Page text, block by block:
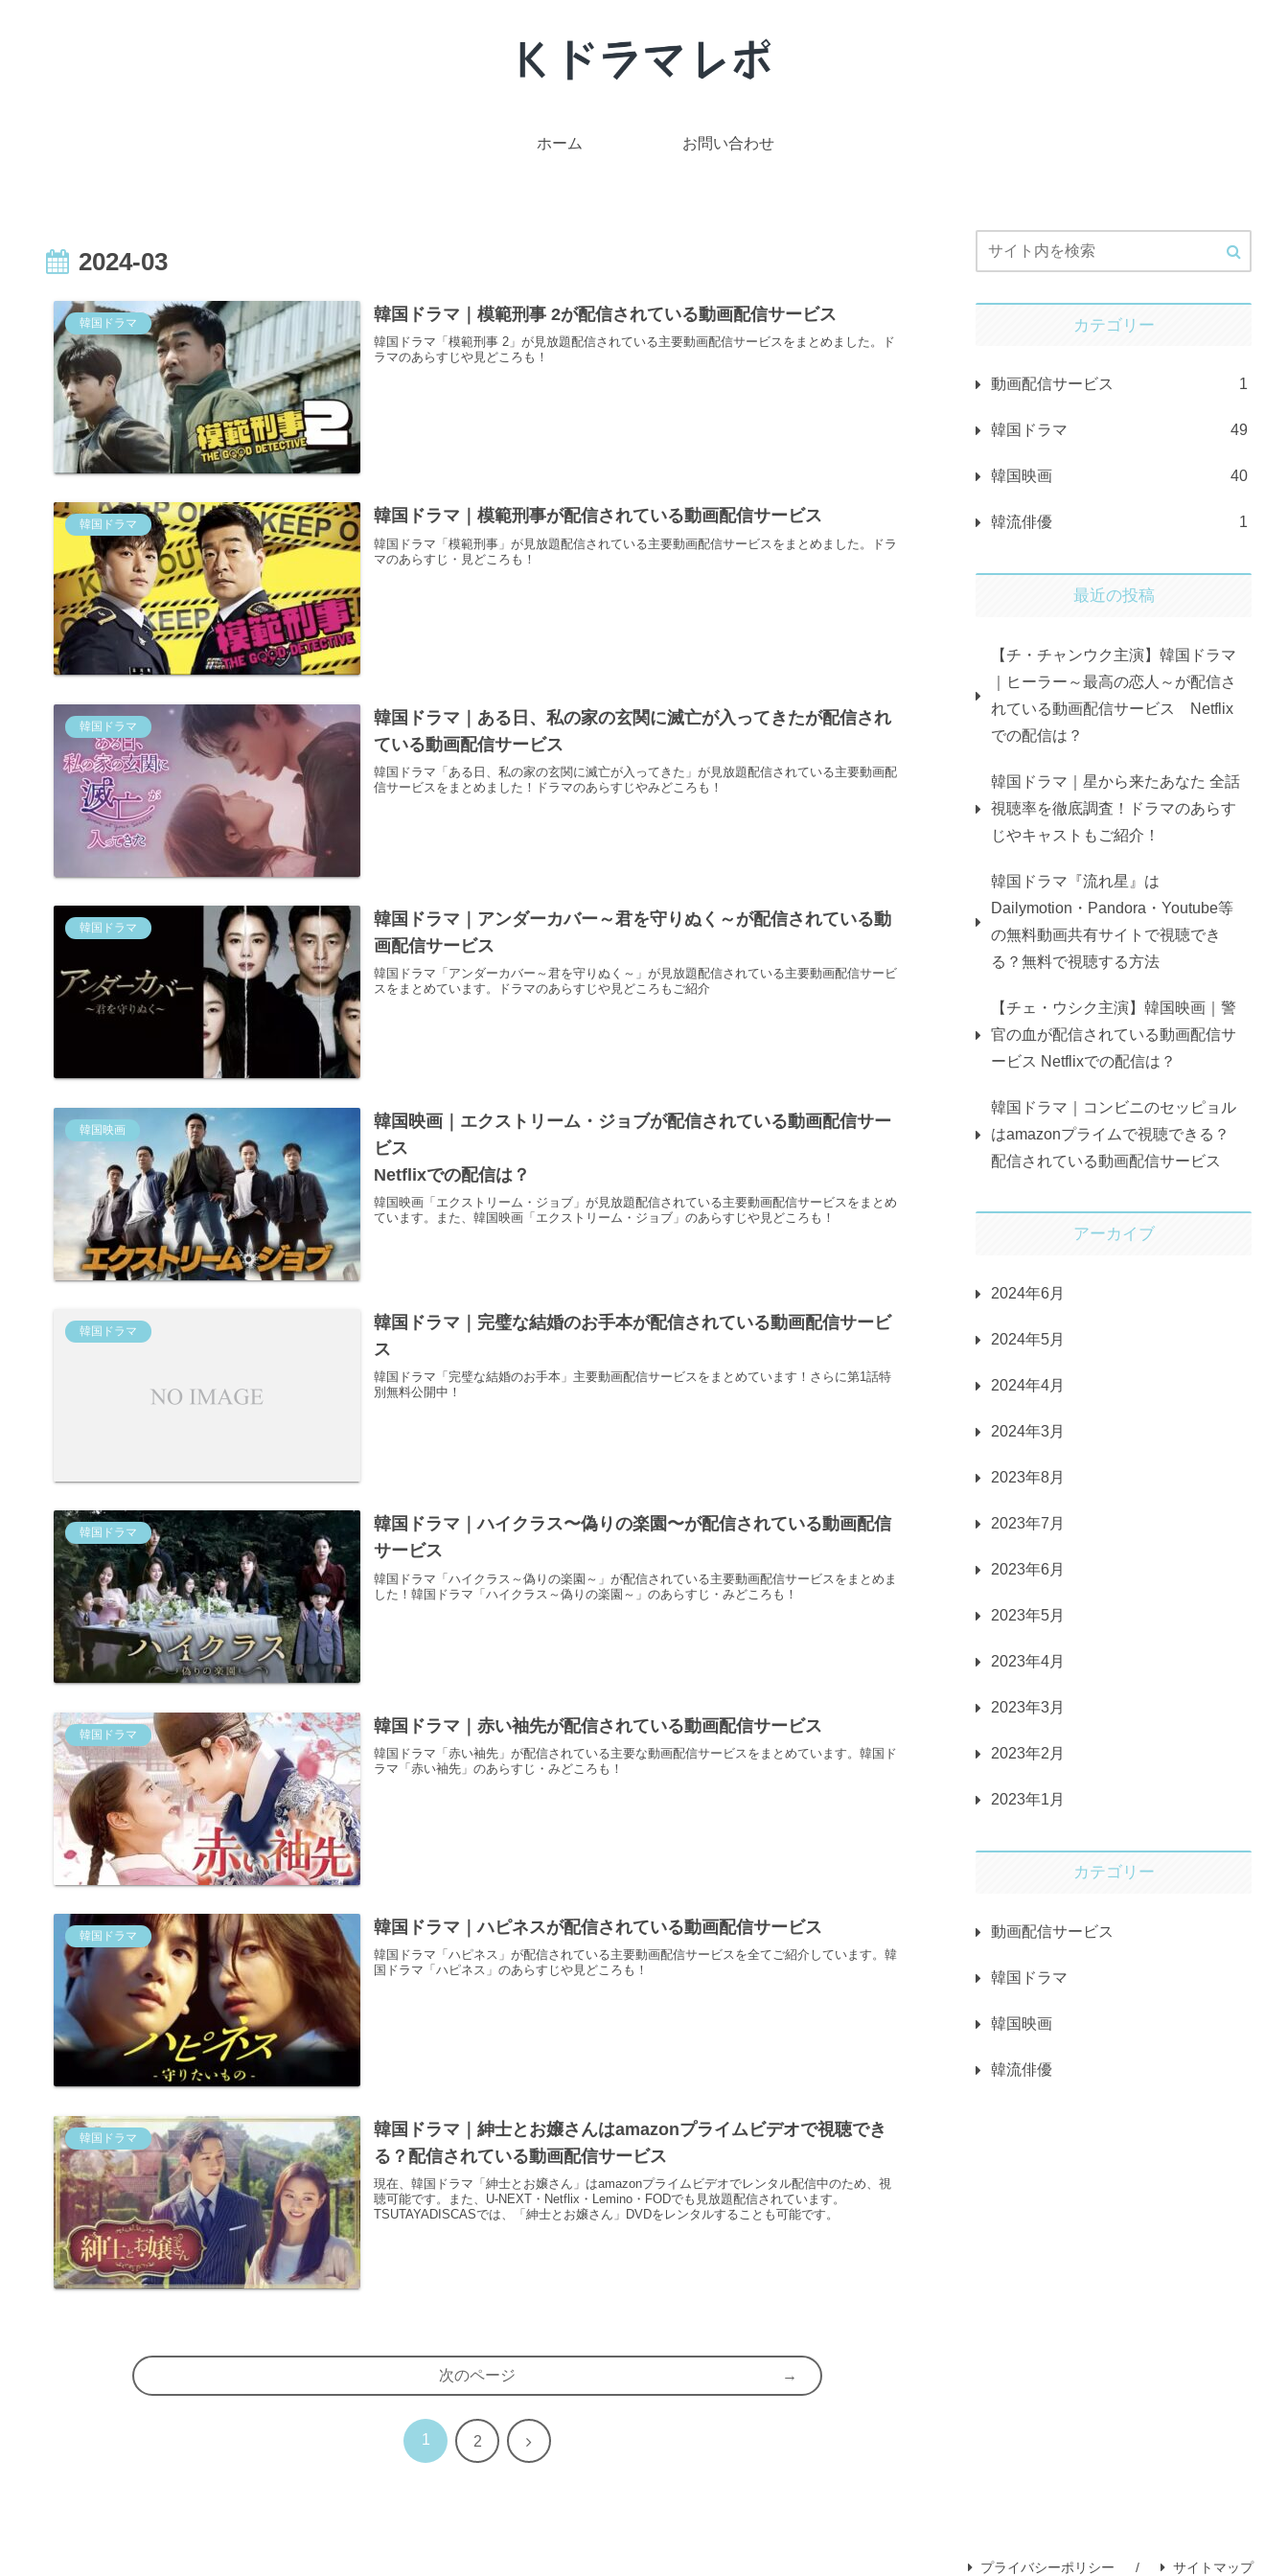
ホーム お問い合わせ
2024-03
韓国ドラマ 韓国ドラマ｜模範刑事 2が配信されている動画配信サービス
韓国ドラマ「模範刑事 2」が見放題配信されている主要動画配信サービスをまとめました。ド
ラマのあらすじや見どころも！
韓国ドラマ 韓国ドラマ｜模範刑事が配信されている動画配信サービス
韓国ドラマ「模範刑事」が見放題配信されている主要動画配信サービスをまとめました。ドラ
マのあらすじ・見どころも！
韓国ドラマ
韓国ドラマ｜ある日、私の家の玄関に滅亡が入ってきたが配信され
ている動画配信サービス
韓国ドラマ「ある日、私の家の玄関に滅亡が入ってきた」が見放題配信されている主要動画配
信サービスをまとめました！ドラマのあらすじやみどころも！
韓国ドラマ
韓国ドラマ｜アンダーカバー～君を守りぬく～が配信されている動
画配信サービス
韓国ドラマ「アンダーカバー～君を守りぬく～」が見放題配信されている主要動画配信サービ
スをまとめています。ドラマのあらすじや見どころもご紹介
韓国映画
韓国映画｜エクストリーム・ジョブが配信されている動画配信サー
ビス
Netflixでの配信は？
韓国映画「エクストリーム・ジョブ」が見放題配信されている主要動画配信サービスをまとめ
ています。また、韓国映画「エクストリーム・ジョブ」のあらすじや見どころも！
韓国ドラマ
韓国ドラマ｜完璧な結婚のお手本が配信されている動画配信サービ
ス
韓国ドラマ「完璧な結婚のお手本」主要動画配信サービスをまとめています！さらに第1話特
別無料公開中！
韓国ドラマ
韓国ドラマ｜ハイクラス〜偽りの楽園〜が配信されている動画配信
サービス
韓国ドラマ「ハイクラス～偽りの楽園～」が配信されている主要動画配信サービスをまとめま
した！韓国ドラマ「ハイクラス～偽りの楽園～」のあらすじ・みどころも！
韓国ドラマ 韓国ドラマ｜赤い袖先が配信されている動画配信サービス
韓国ドラマ「赤い袖先」が配信されている主要な動画配信サービスをまとめています。韓国ド
ラマ「赤い袖先」のあらすじ・みどころも！
韓国ドラマ 韓国ドラマ｜ハピネスが配信されている動画配信サービス
韓国ドラマ「ハピネス」が配信されている主要動画配信サービスを全てご紹介しています。韓
国ドラマ「ハピネス」のあらすじや見どころも！
韓国ドラマ
韓国ドラマ｜紳士とお嬢さんはamazonプライムビデオで視聴でき
る？配信されている動画配信サービス
現在、韓国ドラマ「紳士とお嬢さん」はamazonプライムビデオでレンタル配信中のため、視
聴可能です。また、U-NEXT・Netflix・Lemino・FODでも見放題配信されています。
TSUTAYADISCASでは、「紳士とお嬢さん」DVDをレンタルすることも可能です。
次のページ
1 2 次
カテゴリー
動画配信サービス 1
韓国ドラマ 49
韓国映画 40
韓流俳優 1
最近の投稿
【チ・チャンウク主演】韓国ドラマ
｜ヒーラー～最高の恋人～が配信さ
れている動画配信サービス Netflix
での配信は？
韓国ドラマ｜星から来たあなた 全話
視聴率を徹底調査！ドラマのあらす
じやキャストもご紹介！
韓国ドラマ『流れ星』は
Dailymotion・Pandora・Youtube等
の無料動画共有サイトで視聴でき
る？無料で視聴する方法
【チェ・ウシク主演】韓国映画｜警
官の血が配信されている動画配信サ
ービス Netflixでの配信は？
韓国ドラマ｜コンビニのセッピョル
はamazonプライムで視聴できる？
配信されている動画配信サービス
アーカイブ
2024年6月
2024年5月
2024年4月
2024年3月
2023年8月
2023年7月
2023年6月
2023年5月
2023年4月
2023年3月
2023年2月
2023年1月
カテゴリー
動画配信サービス
韓国ドラマ
韓国映画
韓流俳優
プライバシーポリシー サイトマップ